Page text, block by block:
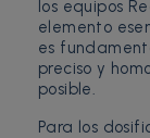
los equipos
elemento
es
preciso y
posible.
Para los